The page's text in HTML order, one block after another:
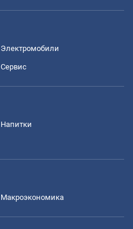
Электромобили
Сервис
Напитки
Mакроэкономика